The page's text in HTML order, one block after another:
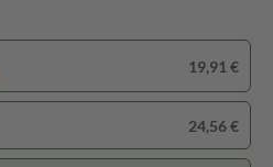
19,91 €
24,56 €